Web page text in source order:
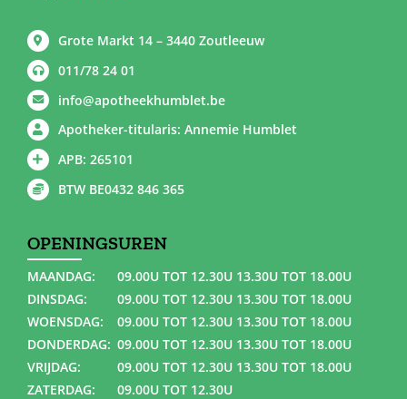
Grote Markt 14 – 3440 Zoutleeuw
011/78 24 01
info@apotheekhumblet.be
Apotheker-titularis: Annemie Humblet
APB: 265101
BTW BE0432 846 365
OPENINGSUREN
MAANDAG:
09.00U TOT 12.30U 13.30U TOT 18.00U
DINSDAG:
09.00U TOT 12.30U 13.30U TOT 18.00U
WOENSDAG:
09.00U TOT 12.30U 13.30U TOT 18.00U
DONDERDAG: 09.00U TOT 12.30U 13.30U TOT 18.00U
VRIJDAG:
09.00U TOT 12.30U 13.30U TOT 18.00U
ZATERDAG:
09.00U TOT 12.30U